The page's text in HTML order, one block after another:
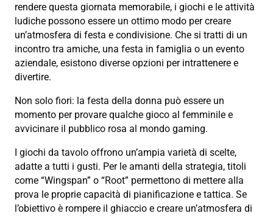
rendere questa giornata memorabile, i giochi e le attività
ludiche possono essere un ottimo modo per creare
un’atmosfera di festa e condivisione. Che si tratti di un
incontro tra amiche, una festa in famiglia o un evento
aziendale, esistono diverse opzioni per intrattenere e
divertire.
Non solo fiori: la festa della donna può essere un
momento per provare qualche gioco al femminile e
avvicinare il pubblico rosa al mondo gaming.
I giochi da tavolo offrono un’ampia varietà di scelte,
adatte a tutti i gusti. Per le amanti della strategia, titoli
come “Wingspan” o “Root” permettono di mettere alla
prova le proprie capacità di pianificazione e tattica. Se
l’obiettivo è rompere il ghiaccio e creare un’atmosfera di